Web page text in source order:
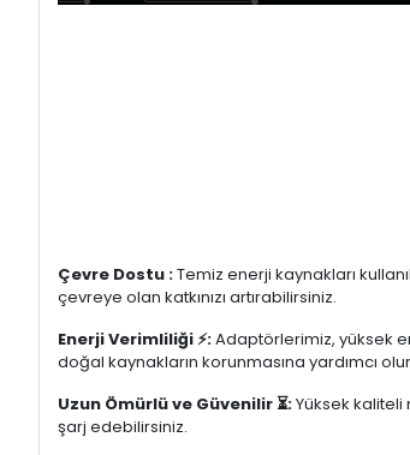
Çevre Dostu :Temiz enerji kaynakları
çevreye olan katkınızı artırabilirsiniz.
Enerji Verimliliği ⚡:Adaptörlerimiz, yüksek
doğal kaynakların korunmasına yardımcı
Uzun Ömürlü ve Güvenilir ⏳:Yüksek kaliteli
şarj edebilirsiniz.